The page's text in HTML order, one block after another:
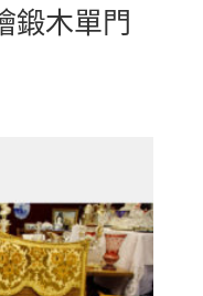
鍛木單門